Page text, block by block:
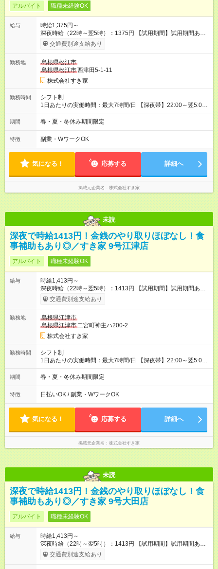
アルバイト 職種未経験OK
給与
時給1,375円～
深夜時給（22時～翌5時）：1375円 【試用期間】試用期間あり
試用期間の長さ：1ヶ月 雇用形態、給与は本採用時と同じです。
試用期間の実態は30日（※条件変更なし）ですが、切り上げで
同時給）
交通費別途支給あり
勤務地
島根県松江市
島根県松江市西津田5-1-11
株式会社すき家
勤務時間
シフト制
1日あたりの実働時間：最大7時間/日 【深夜帯】22:00～翌5:00
週2日～・1日2h～OK◎ ※22:00から翌5:00までは18歳以上の方
のみ勤務可能です（18歳未満の深夜業務禁止のため） ★深夜で
す。 必ず、2名以上での勤務を行いますので、安心して働けま
す。
期間 春・夏・冬休み期間限定
特徴 副業・WワークOK
気になる！ 応募する 詳細へ
掲載元企業名 株式会社すき家
未読
深夜で時給1413円！金銭のやり取りほぼなし！食
事補助もあり◎／すき家 9号江津店
アルバイト 職種未経験OK
給与
時給1,413円～
深夜時給（22時～翌5時）：1413円 【試用期間】試用期間あり
試用期間の長さ：1ヶ月 雇用形態、給与は本採用時と同じです。
試用期間の実態は30日（※条件変更なし）ですが、切り上げで
同時給）
交通費別途支給あり
勤務地
島根県江津市
島根県江津市二宮町神主ハ200-2
株式会社すき家
勤務時間
シフト制
1日あたりの実働時間：最大7時間/日 【深夜帯】22:00～翌5:00
週2日～・1日2h～OK◎ ※22:00から翌5:00までは18歳以上の方
のみ勤務可能です（18歳未満の深夜業務禁止のため） ★深夜で
す。 必ず、2名以上での勤務を行いますので、安心して働けま
す。
期間 春・夏・冬休み期間限定
特徴 日払いOK / 副業・WワークOK
気になる！ 応募する 詳細へ
掲載元企業名 株式会社すき家
未読
深夜で時給1413円！金銭のやり取りほぼなし！食
事補助もあり◎／すき家 9号大田店
アルバイト 職種未経験OK
給与
時給1,413円～
深夜時給（22時～翌5時）：1413円 【試用期間】試用期間あり
試用期間の長さ：1ヶ月 雇用形態、給与は本採用時と同じです。
試用期間の実態は30日（※条件変更なし）ですが、切り上げで
交通費別途支給あり